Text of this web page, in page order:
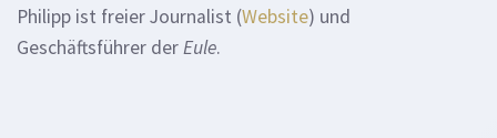
Philipp ist freier Journalist (Website) und
Geschäftsführer derEule.